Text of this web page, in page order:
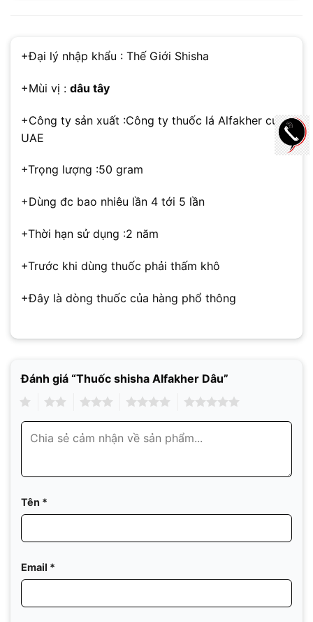
+Đại lý nhập khẩu : Thế Giới Shisha
+Mùi vị : dâu tây
+Công ty sản xuất :Công ty thuốc lá Alfakher của
UAE
+Trọng lượng :50 gram
+Dùng đc bao nhiêu lần 4 tới 5 lần
+Thời hạn sử dụng :2 năm
+Trước khi dùng thuốc phải thấm khô
+Đây là dòng thuốc của hàng phổ thông
Đánh giá “Thuốc shisha Alfakher Dâu”
Tên *
Email *